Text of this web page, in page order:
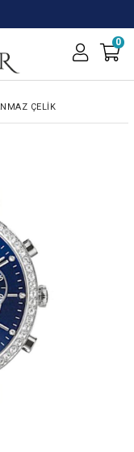
0
ÇELIK